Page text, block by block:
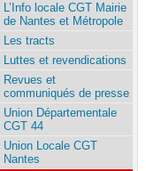
L’Info locale CGT Mairie
de Nantes et Métropole
Les tracts
Luttes et revendications
Revues et
communiqués de presse
Union Départementale
CGT 44
Union Locale CGT
Nantes